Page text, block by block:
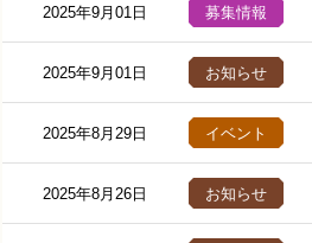
2025年9月01日 募集情報
2025年9月01日 お知らせ
2025年8月29日 イベント
2025年8月26日 お知らせ